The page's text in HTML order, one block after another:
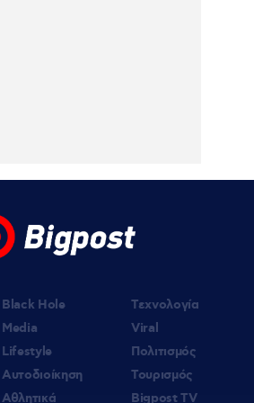
Black Hole
Media
Lifestyle
Αυτοδιοίκηση
Αθλητικά
Τεχνολογία
Viral
Πολιτισμός
Τουρισμός
Bigpost TV